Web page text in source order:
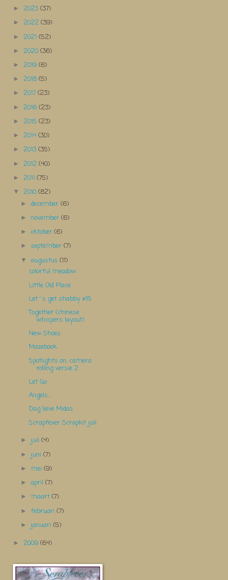
► 2023 (37)
► 2022 (39)
► 2021 (52)
► 2020 (36)
► 2019 (6)
► 2018 (5)
► 2017 (23)
► 2016 (23)
► 2015 (23)
► 2014 (30)
► 2013 (35)
► 2012 (40)
► 2011 (75)
▼ 2010 (82)
►december(6)
►november(6)
►oktober(6)
►september(7)
▼augustus(11)
colorful meadow
Little Old Place
Let´s get shabby #15
Together (chinese
whispers layout)
New Shoes
Mazebook
Spotlights on, camera
rolling versie 2
Let Go
Angels....
Dag lieve Midas
Scrapfever Scrapkit juli
► juli(4)
► juni(7)
► mei(9)
►april(7)
► maart(7)
►februari(7)
► januari(5)
► 2009 (64)